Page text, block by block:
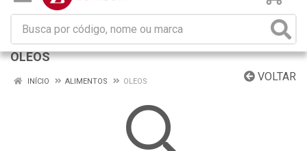
OLEOS
VOLTAR
INÍCIO ALIMENTOS OLEOS